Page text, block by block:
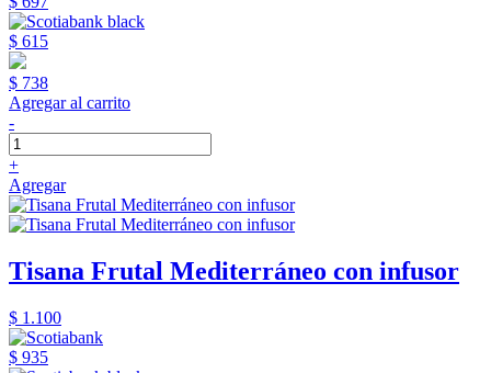
$ 615
$ 738
Agregar al carrito
-
+
Agregar
Tisana Frutal Mediterráneo con infusor
$ 1.100
$ 935